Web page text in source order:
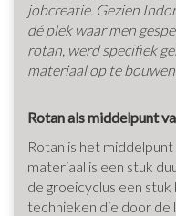
jobcreatie. Gezien
dé plek waar men
rotan, werd specifiek
materiaal op te bouwen.
Rotan als middelpunt
Rotan is het
materiaal is een stuk
de groeicyclus een
technieken die door de